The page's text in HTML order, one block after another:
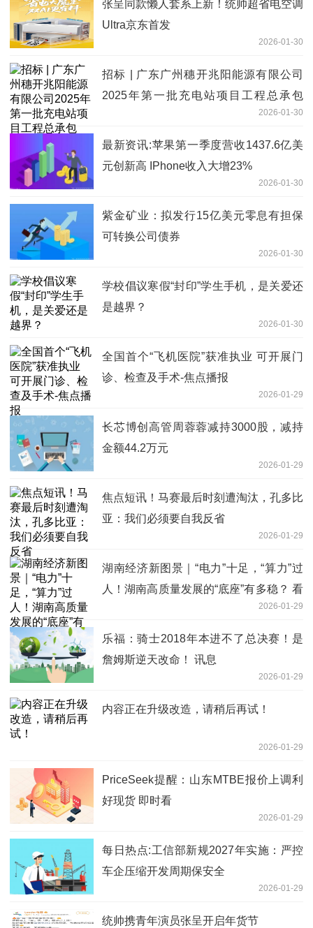
张呈同款懒人套系上新！统帅超省电空调
Ultra京东首发
2026-01-30
招标 | 广东广州穗开兆阳能源有限公司
2025年第一批充电站项目工程总承包
2026-01-30
最新资讯:苹果第一季度营收1437.6亿美
元创新高 IPhone收入大增23%
2026-01-30
紫金矿业：拟发行15亿美元零息有担保
可转换公司债券
2026-01-30
学校倡议寒假“封印”学生手机，是关爱还
是越界？
2026-01-30
全国首个“飞机医院”获准执业 可开展门
诊、检查及手术-焦点播报
2026-01-29
长芯博创高管周蓉蓉减持3000股，减持
金额44.2万元
2026-01-29
焦点短讯！马赛最后时刻遭淘汰，孔多比
亚：我们必须要自我反省
2026-01-29
湖南经济新图景｜“电力”十足，“算力”过
人！湖南高质量发展的“底座”有多稳？ 看
2026-01-29
乐福：骑士2018年本进不了总决赛！是
詹姆斯逆天改命！ 讯息
2026-01-29
内容正在升级改造，请稍后再试！
2026-01-29
PriceSeek提醒：山东MTBE报价上调利
好现货 即时看
2026-01-29
每日热点:工信部新规2027年实施：严控
车企压缩开发周期保安全
2026-01-29
统帅携青年演员张呈开启年货节